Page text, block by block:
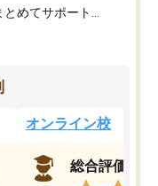
めてサポート...
オンライン校
総合評価